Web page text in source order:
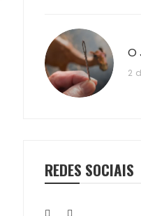
O
2
REDES SOCIAIS